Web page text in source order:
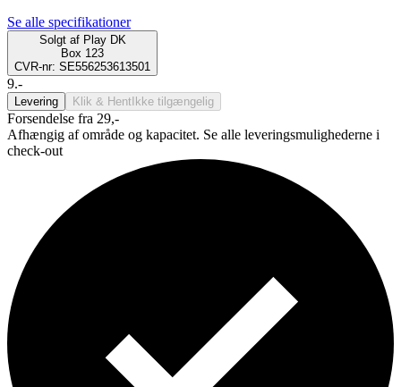
Se alle specifikationer
Solgt af Play DK
Box 123
CVR-nr: SE556253613501
9.-
Levering Klik & Hent Ikke tilgængelig
Forsendelse fra 29,-
Afhængig af område og kapacitet. Se alle leveringsmulighederne i
check-out